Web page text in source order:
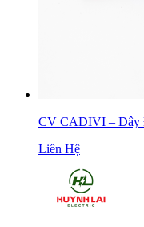
CV CADIVI – Dây
Liên Hệ